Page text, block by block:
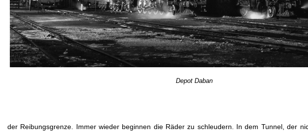
Depot Daban
der Reibungsgrenze. Immer wieder beginnen die Räder zu schleudern. In dem Tunnel, der